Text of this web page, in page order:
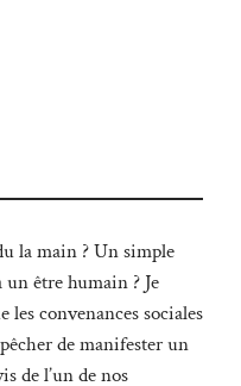
la main ? Un simple
être humain ? Je
convenances sociales
de manifester un
de l’un de nos